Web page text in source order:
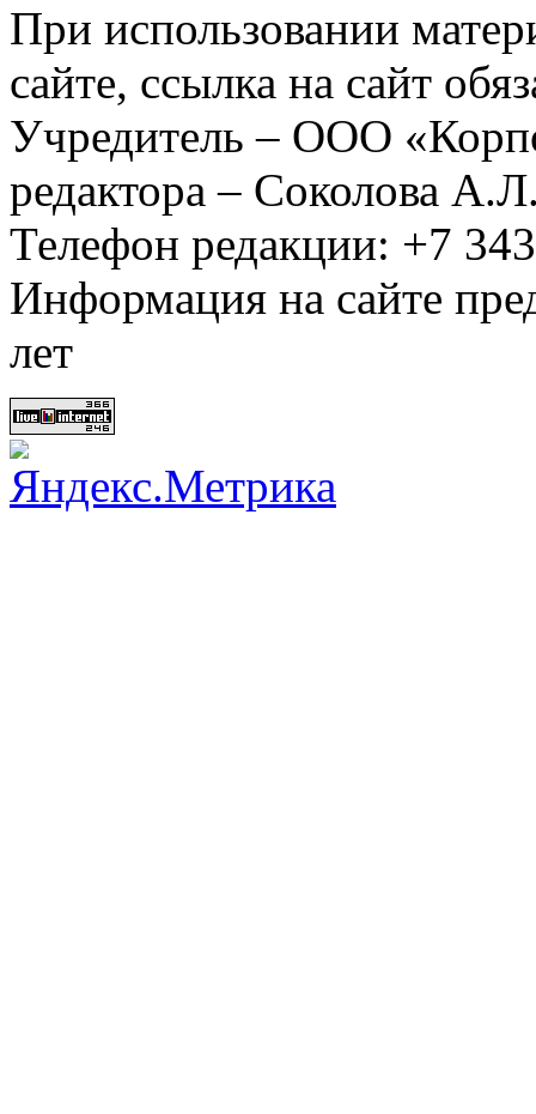
При использовании
сайте, ссылка на сайт
Учредитель – ООО
редактора – Соколова
Телефон редакции: +7
Информация на сайте
лет